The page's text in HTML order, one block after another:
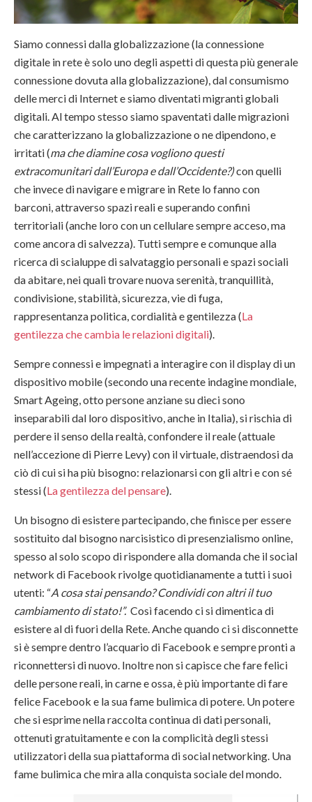
Siamo connessi dalla globalizzazione (la connessione
digitale in rete è solo uno degli aspetti di questa più generale
connessione dovuta alla globalizzazione), dal consumismo
delle merci di Internet e siamo diventati migranti globali
digitali. Al tempo stesso siamo spaventati dalle migrazioni
che caratterizzano la globalizzazione o ne dipendono, e
irritati (ma che diamine cosa vogliono questi
extracomunitari dall’Europa e dall’Occidente?)con quelli
che invece di navigare e migrare in Rete lo fanno con
barconi, attraverso spazi reali e superando confini
territoriali (anche loro con un cellulare sempre acceso, ma
come ancora di salvezza). Tutti sempre e comunque alla
ricerca di scialuppe di salvataggio personali e spazi sociali
da abitare, nei quali trovare nuova serenità, tranquillità,
condivisione, stabilità, sicurezza, vie di fuga,
rappresentanza politica, cordialità e gentilezza (La
gentilezza che cambia le relazioni digitali).
Sempre connessi e impegnati a interagire con il display di un
dispositivo mobile (secondo una recente indagine mondiale,
Smart Ageing, otto persone anziane su dieci sono
inseparabili dal loro dispositivo, anche in Italia), si rischia di
perdere il senso della realtà, confondere il reale (attuale
nell’accezione di Pierre Levy) con il virtuale, distraendosi da
ciò di cui si ha più bisogno: relazionarsi con gli altri e con sé
stessi (La gentilezza del pensare).
Un bisogno di esistere partecipando, che finisce per essere
sostituito dal bisogno narcisistico di presenzialismo online,
spesso al solo scopo di rispondere alla domanda che il social
network di Facebook rivolge quotidianamente a tutti i suoi
utenti: “A cosa stai pensando? Condividi con altri il tuo
cambiamento di stato!”.Così facendo ci si dimentica di
esistere al di fuori della Rete. Anche quando ci si disconnette
si è sempre dentro l’acquario di Facebook e sempre pronti a
riconnettersi di nuovo. Inoltre non si capisce che fare felici
delle persone reali, in carne e ossa, è più importante di fare
felice Facebook e la sua fame bulimica di potere. Un potere
che si esprime nella raccolta continua di dati personali,
ottenuti gratuitamente e con la complicità degli stessi
utilizzatori della sua piattaforma di social networking. Una
fame bulimica che mira alla conquista sociale del mondo.